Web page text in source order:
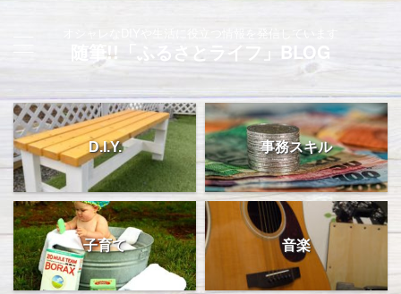
随筆!!「ふるさとライフ」BLOG
D.I.Y. 事務スキル
子育て 音楽